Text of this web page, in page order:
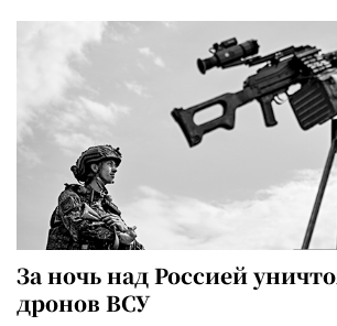
За ночь над Россией
дронов ВСУ